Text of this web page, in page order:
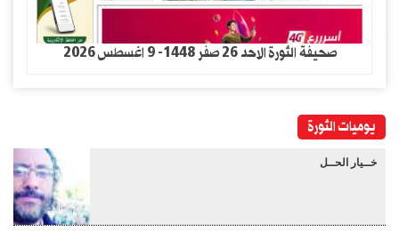
صحيفة الثورة الاحد 26 صفر 1448- 9 اغسطس 2026
يوميات الثورة
خــيار الحــل